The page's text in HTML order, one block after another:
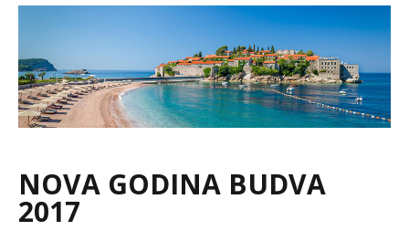
NOVA GODINA BUDVA
2017